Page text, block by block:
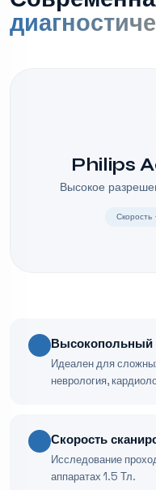
Philips
Высокое
Скорость
Высокопольный
Идеален для
неврология,
Скорость
Исследование
аппаратах 1.5 Тл.